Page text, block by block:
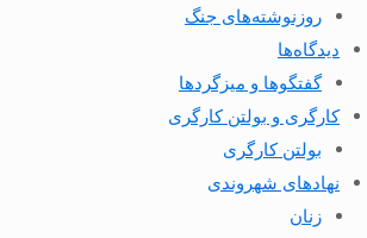
روزنوشته‌های جنگ
دیدگاه‌ها
گفتگوها و میزگردها
کارگری و بولتن کارگری
بولتن کارگری
نهادهای شهروندی
زنان